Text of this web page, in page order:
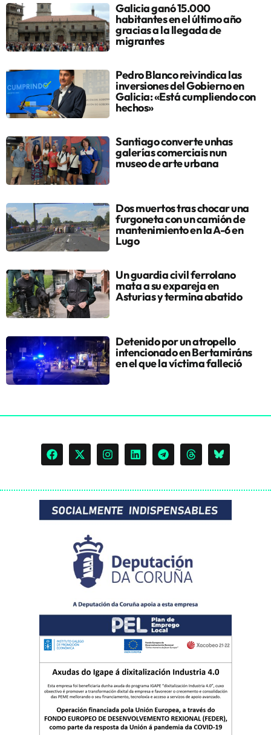
Galicia ganó 15.000
habitantes en el último año
gracias a la llegada de
migrantes
Pedro Blanco reivindica las
inversiones del Gobierno en
Galicia: «Está cumpliendo con
hechos»
Santiago converte unhas
galerías comerciais nun
museo de arte urbana
Dos muertos tras chocar una
furgoneta con un camión de
mantenimiento en la A-6 en
Lugo
Un guardia civil ferrolano
mata a su expareja en
Asturias y termina abatido
Detenido por un atropello
intencionado en Bertamiráns
en el que la víctima falleció